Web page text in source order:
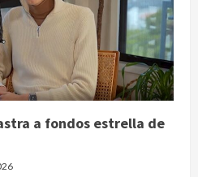
a fondos estrella de